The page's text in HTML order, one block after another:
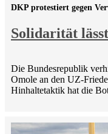
Solidarität
DKP protestiert gegen
Die Bundesrepublik
Omole an den UZ-
Hinhaltetaktik hat die